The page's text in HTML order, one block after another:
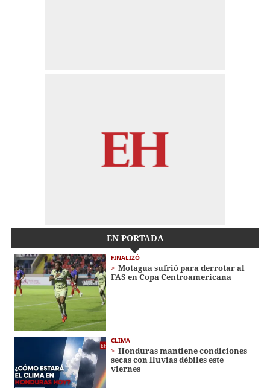
EN PORTADA
FINALIZÓ
Motagua sufrió para derrotar al
FAS en Copa Centroamericana
CLIMA
Honduras mantiene condiciones
secas con lluvias débiles este
viernes